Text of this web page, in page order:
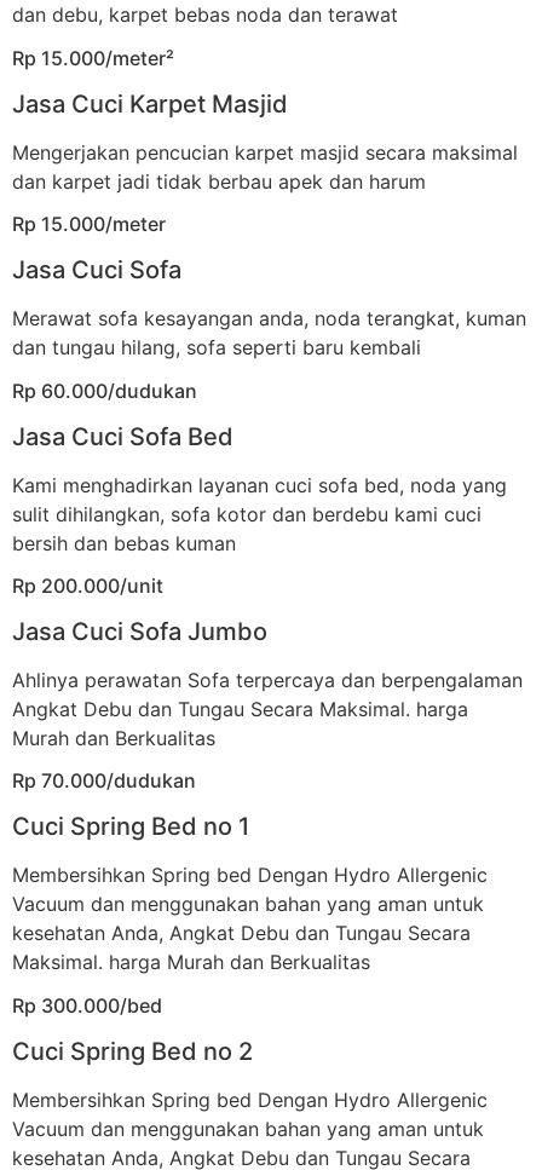
dan debu, karpet bebas noda dan terawat
Rp 15.000/meter²
Jasa Cuci Karpet Masjid
Mengerjakan pencucian karpet masjid secara maksimal
dan karpet jadi tidak berbau apek dan harum
Rp 15.000/meter
Jasa Cuci Sofa
Merawat sofa kesayangan anda, noda terangkat, kuman
dan tungau hilang, sofa seperti baru kembali
Rp 60.000/dudukan
Jasa Cuci Sofa Bed
Kami menghadirkan layanan cuci sofa bed, noda yang
sulit dihilangkan, sofa kotor dan berdebu kami cuci
bersih dan bebas kuman
Rp 200.000/unit
Jasa Cuci Sofa Jumbo
Ahlinya perawatan Sofa terpercaya dan berpengalaman
Angkat Debu dan Tungau Secara Maksimal. harga
Murah dan Berkualitas
Rp 70.000/dudukan
Cuci Spring Bed no 1
Membersihkan Spring bed Dengan Hydro Allergenic
Vacuum dan menggunakan bahan yang aman untuk
kesehatan Anda, Angkat Debu dan Tungau Secara
Maksimal. harga Murah dan Berkualitas
Rp 300.000/bed
Cuci Spring Bed no 2
Membersihkan Spring bed Dengan Hydro Allergenic
Vacuum dan menggunakan bahan yang aman untuk
kesehatan Anda, Angkat Debu dan Tungau Secara